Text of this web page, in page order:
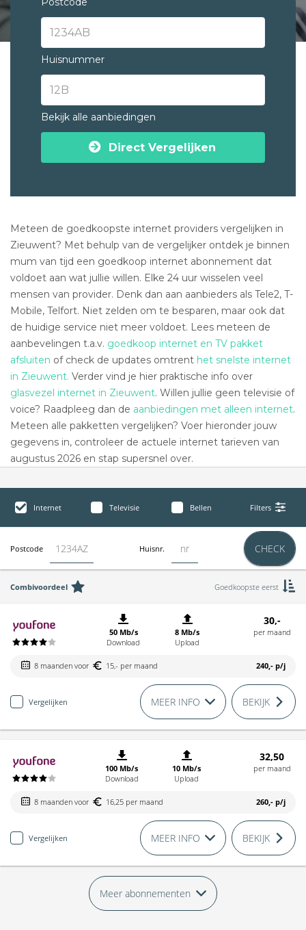
Huisnummer
Bekijk alle aanbiedingen
Direct Vergelijken
Meteen de goedkoopste internet providers vergelijken in
Zieuwent? Met behulp van de vergelijker ontdek je binnen
mum van tijd een goedkoop internet abonnement dat
voldoet aan wat jullie willen. Elke 24 uur wisselen veel
mensen van provider. Denk dan aan aanbieders als Tele2, T-
Mobile, Telfort. Niet zelden om te besparen, maar ook dat
de huidige service niet meer voldoet. Lees meteen de
aanbevelingen t.a.v. goedkoop internet en TV pakket
afsluiten of check de updates omtrent het snelste internet
in Zieuwent. Verder vind je hier praktische info over
glasvezel internet in Zieuwent. Willen jullie geen televisie of
voice? Raadpleeg dan de aanbiedingen met alleen internet.
Meteen alle pakketten vergelijken? Voer hieronder jouw
gegevens in, controleer de actuele internet tarieven van
augustus 2026 en stap supersnel over.
Internet Televisie Bellen Filters
Postcode Huisnr. CHECK
Combivoordeel Goedkoopste eerst
50 Mb/s
Download
8 Mb/s
Upload
30,-
per maand
8 maanden voor 15,- per maand 240,- p/j
Vergelijken MEER INFO BEKIJK
100 Mb/s
Download
10 Mb/s
Upload
32,50
per maand
8 maanden voor 16,25 per maand 260,- p/j
Vergelijken MEER INFO BEKIJK
Meer abonnementen